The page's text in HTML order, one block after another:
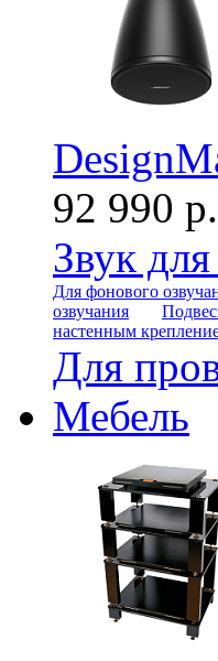
92 990 р.
Звук
Для фонового
озвучания
настенным
Для
Мебель